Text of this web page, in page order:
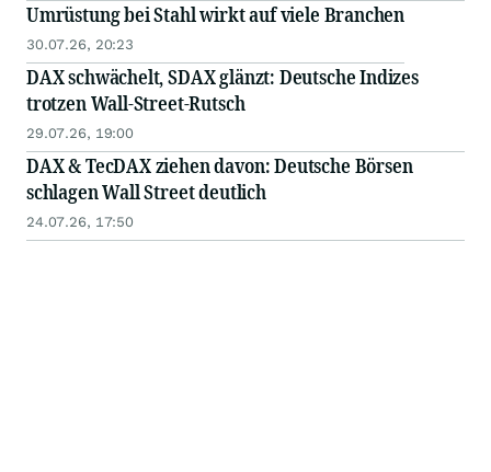
Umrüstung bei Stahl wirkt auf viele Branchen
30.07.26, 20:23
DAX schwächelt, SDAX glänzt: Deutsche Indizes
trotzen Wall-Street-Rutsch
29.07.26, 19:00
DAX & TecDAX ziehen davon: Deutsche Börsen
schlagen Wall Street deutlich
24.07.26, 17:50